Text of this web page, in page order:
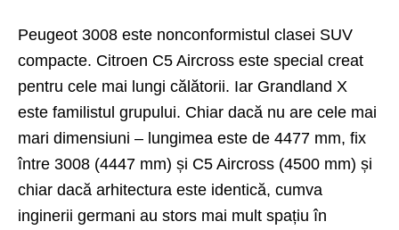
Peugeot 3008 este nonconformistul clasei SUV
compacte. Citroen C5 Aircross este special creat
pentru cele mai lungi călătorii. Iar Grandland X
este familistul grupului. Chiar dacă nu are cele mai
mari dimensiuni – lungimea este de 4477 mm, fix
între 3008 (4447 mm) și C5 Aircross (4500 mm) și
chiar dacă arhitectura este identică, cumva
inginerii germani au stors mai mult spațiu în